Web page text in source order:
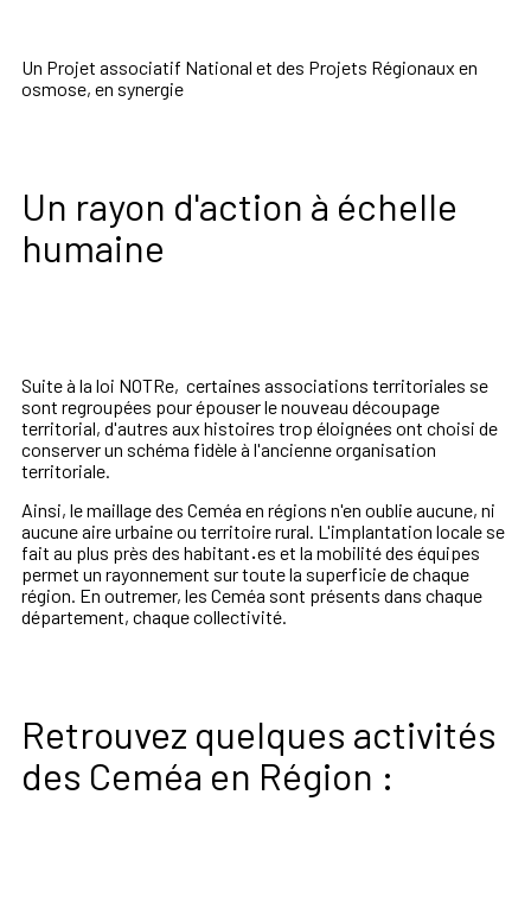
Un Projet associatif National et des Projets Régionaux en
osmose, en synergie
Un rayon d'action à échelle
humaine
Suite à la loi NOTRe, certaines associations territoriales se
sont regroupées pour épouser le nouveau découpage
territorial, d'autres aux histoires trop éloignées ont choisi de
conserver un schéma fidèle à l'ancienne organisation
territoriale.
Ainsi, le maillage des Ceméa en régions n'en oublie aucune, ni
aucune aire urbaine ou territoire rural. L'implantation locale se
fait au plus près des habitant·es et la mobilité des équipes
permet un rayonnement sur toute la superficie de chaque
région. En outremer, les Ceméa sont présents dans chaque
département, chaque collectivité.
Retrouvez quelques activités
des Ceméa en Région :